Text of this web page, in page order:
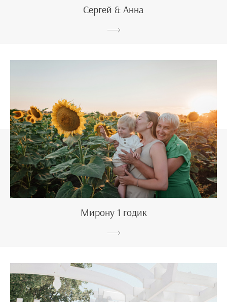
Сергей & Анна
Мирону 1 годик